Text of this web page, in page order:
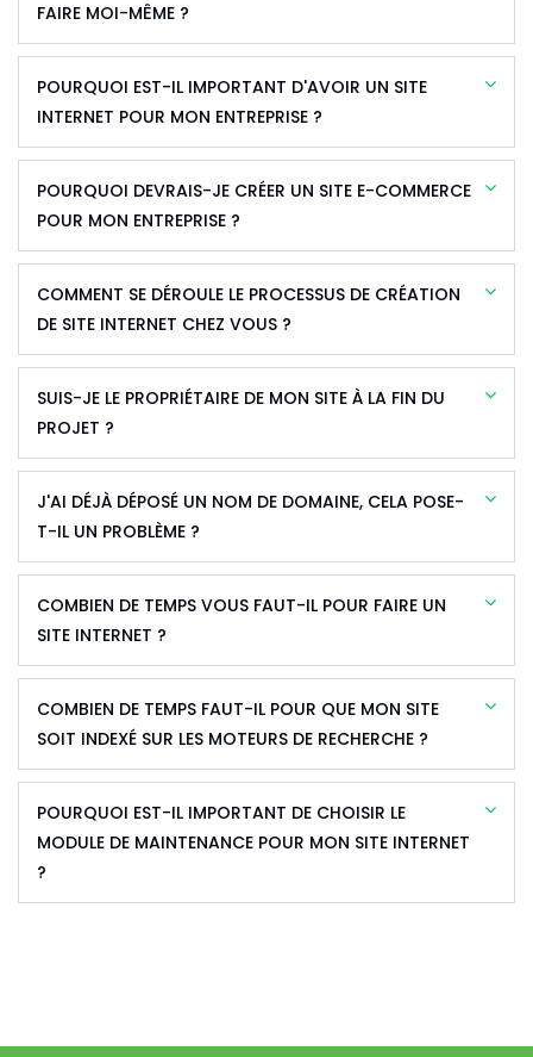
FAIRE MOI-MÊME ?
POURQUOI EST-IL IMPORTANT D'AVOIR UN SITE
INTERNET POUR MON ENTREPRISE ?
POURQUOI DEVRAIS-JE CRÉER UN SITE E-COMMERCE
POUR MON ENTREPRISE ?
COMMENT SE DÉROULE LE PROCESSUS DE CRÉATION
DE SITE INTERNET CHEZ VOUS ?
SUIS-JE LE PROPRIÉTAIRE DE MON SITE À LA FIN DU
PROJET ?
J'AI DÉJÀ DÉPOSÉ UN NOM DE DOMAINE, CELA POSE-
T-IL UN PROBLÈME ?
COMBIEN DE TEMPS VOUS FAUT-IL POUR FAIRE UN
SITE INTERNET ?
COMBIEN DE TEMPS FAUT-IL POUR QUE MON SITE
SOIT INDEXÉ SUR LES MOTEURS DE RECHERCHE ?
POURQUOI EST-IL IMPORTANT DE CHOISIR LE
MODULE DE MAINTENANCE POUR MON SITE INTERNET
?